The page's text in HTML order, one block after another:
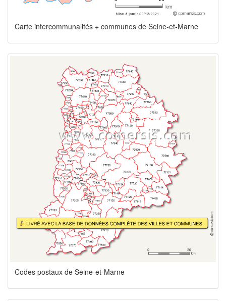
Carte intercommunalités + communes de Seine-et-Marne
Codes postaux de Seine-et-Marne